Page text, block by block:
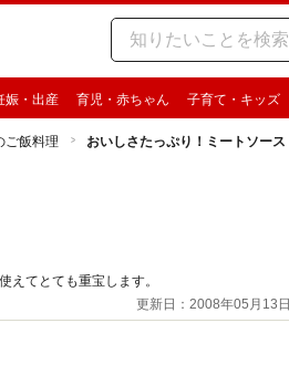
娠・出産 育児・赤ちゃん 子育て・キッズ
ご飯料理 おいしさたっぷり！ミートソース
えてとても重宝します。
更新日：2008年05月13日